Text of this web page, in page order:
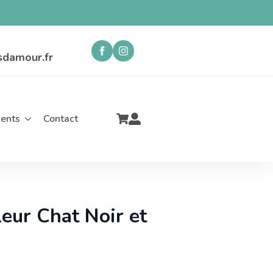
Contact
Chat Noir et